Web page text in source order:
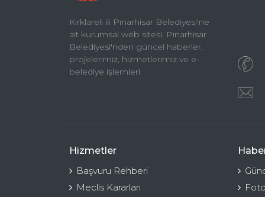
Kırklareli ili Pınarhisar Belediyesi'ne
ait kurumsal web sitesi. Pınarhisar
Belediyesi'nden güncel haberler,
projelerimiz, hizmetlerimiz ve e-
belediye işlemleri
Hizmetler
Başvuru Rehberi
Meclis Kararları